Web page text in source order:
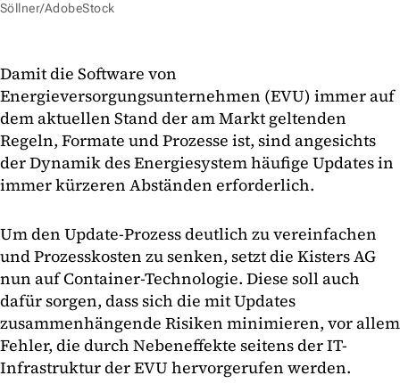
Söllner/AdobeStock
Damit die Software von
Energieversorgungsunternehmen (EVU) immer auf
dem aktuellen Stand der am Markt geltenden
Regeln, Formate und Prozesse ist, sind angesichts
der Dynamik des Energiesystem häufige Updates in
immer kürzeren Abständen erforderlich.
Um den Update-Prozess deutlich zu vereinfachen
und Prozesskosten zu senken, setzt die Kisters AG
nun auf Container-Technologie. Diese soll auch
dafür sorgen, dass sich die mit Updates
zusammenhängende Risiken minimieren, vor allem
Fehler, die durch Nebeneffekte seitens der IT-
Infrastruktur der EVU hervorgerufen werden.